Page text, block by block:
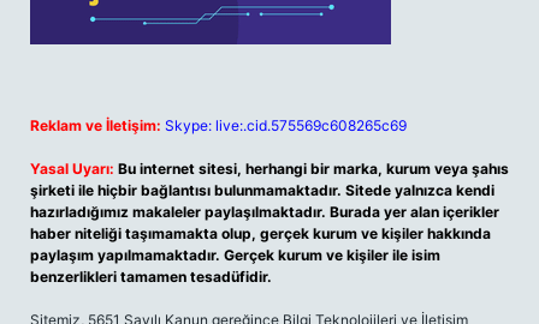
Reklam ve İletişim: Skype: live:.cid.575569c608265c69
Yasal Uyarı: Bu internet sitesi, herhangi bir marka, kurum veya şahıs
şirketi ile hiçbir bağlantısı bulunmamaktadır. Sitede yalnızca kendi
hazırladığımız makaleler paylaşılmaktadır. Burada yer alan içerikler
haber niteliği taşımamakta olup, gerçek kurum ve kişiler hakkında
paylaşım yapılmamaktadır. Gerçek kurum ve kişiler ile isim
benzerlikleri tamamen tesadüfidir.
Sitemiz, 5651 Sayılı Kanun gereğince Bilgi Teknolojileri ve İletişim